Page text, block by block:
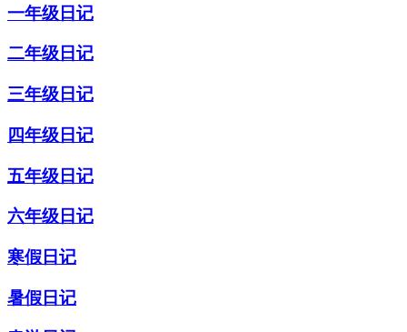
一年级日记
二年级日记
三年级日记
四年级日记
五年级日记
六年级日记
寒假日记
暑假日记